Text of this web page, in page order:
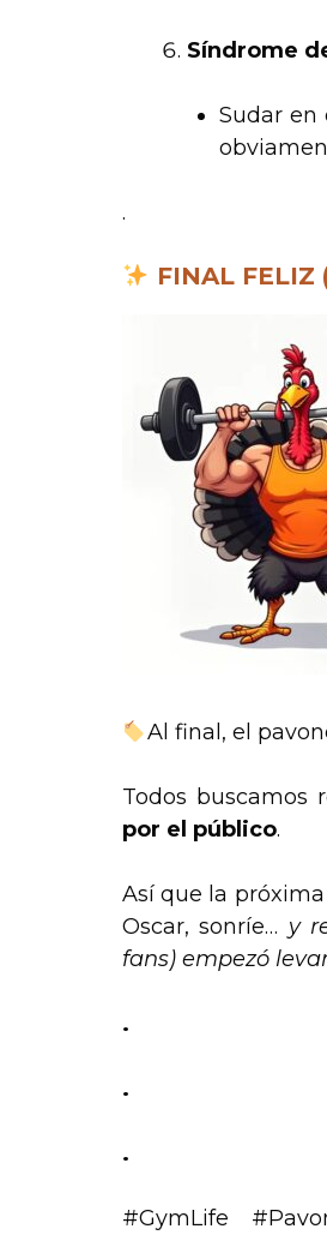
Síndrome
Sudar en
.
FINAL
Al final, el
Todos buscamos
por el público.
Así que la
Oscar, sonríe… y
fans) empezó
.
.
.
#GymLife